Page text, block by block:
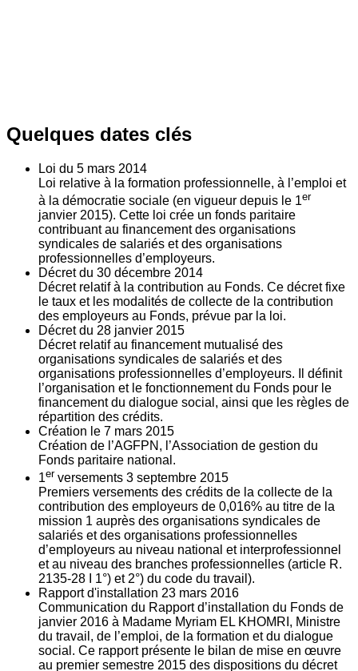
Quelques dates clés
Loi du 5 mars 2014
Loi relative à la formation professionnelle, à l’emploi et
à la démocratie sociale (en vigueur depuis le 1er
janvier 2015). Cette loi crée un fonds paritaire
contribuant au financement des organisations
syndicales de salariés et des organisations
professionnelles d’employeurs.
Décret du 30 décembre 2014
Décret relatif à la contribution au Fonds. Ce décret fixe
le taux et les modalités de collecte de la contribution
des employeurs au Fonds, prévue par la loi.
Décret du 28 janvier 2015
Décret relatif au financement mutualisé des
organisations syndicales de salariés et des
organisations professionnelles d’employeurs. Il définit
l’organisation et le fonctionnement du Fonds pour le
financement du dialogue social, ainsi que les règles de
répartition des crédits.
Création le 7 mars 2015
Création de l’AGFPN, l’Association de gestion du
Fonds paritaire national.
1er versements 3 septembre 2015
Premiers versements des crédits de la collecte de la
contribution des employeurs de 0,016% au titre de la
mission 1 auprès des organisations syndicales de
salariés et des organisations professionnelles
d’employeurs au niveau national et interprofessionnel
et au niveau des branches professionnelles (article R.
2135‐28 I 1°) et 2°) du code du travail).
Rapport d'installation 23 mars 2016
Communication du Rapport d’installation du Fonds de
janvier 2016 à Madame Myriam EL KHOMRI, Ministre
du travail, de l’emploi, de la formation et du dialogue
social. Ce rapport présente le bilan de mise en œuvre
au premier semestre 2015 des dispositions du décret